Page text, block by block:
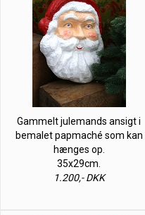
Gammelt julemands ansigt i
bemalet papmaché som kan
hænges op.
35x29cm.
1.200,- DKK